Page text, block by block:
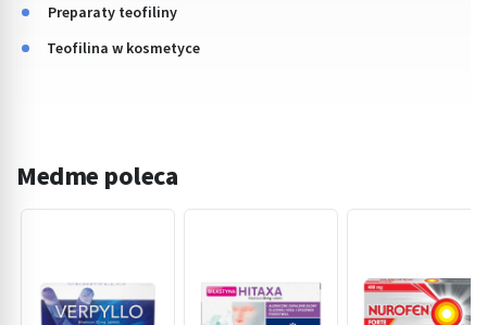
Preparaty teofiliny
Teofilina w kosmetyce
Medme poleca